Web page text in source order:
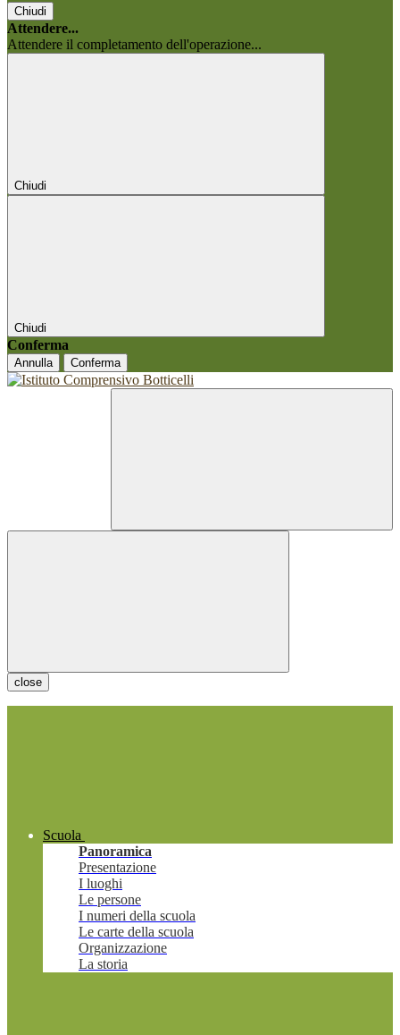
Chiudi
Attendere...
Attendere il completamento dell'operazione...
Chiudi
Chiudi
Conferma
Annulla Conferma
close
Scuola
Panoramica
Presentazione
I luoghi
Le persone
I numeri della scuola
Le carte della scuola
Organizzazione
La storia